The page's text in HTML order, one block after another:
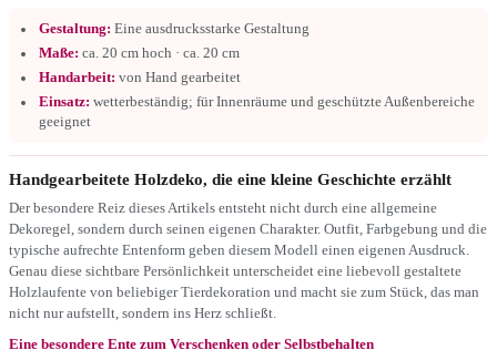
Gestaltung: Eine ausdrucksstarke Gestaltung
Maße: ca. 20 cm hoch · ca. 20 cm
Handarbeit: von Hand gearbeitet
Einsatz: wetterbeständig; für Innenräume und geschützte Außenbereiche
geeignet
Handgearbeitete Holzdeko, die eine kleine Geschichte erzählt
Der besondere Reiz dieses Artikels entsteht nicht durch eine allgemeine
Dekoregel, sondern durch seinen eigenen Charakter. Outfit, Farbgebung und die
typische aufrechte Entenform geben diesem Modell einen eigenen Ausdruck.
Genau diese sichtbare Persönlichkeit unterscheidet eine liebevoll gestaltete
Holzlaufente von beliebiger Tierdekoration und macht sie zum Stück, das man
nicht nur aufstellt, sondern ins Herz schließt.
Eine besondere Ente zum Verschenken oder Selbstbehalten